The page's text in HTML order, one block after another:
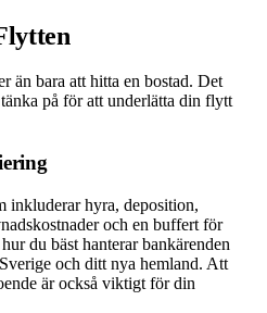
än bara att hitta en bostad. Det
på för att underlätta din flytt
inkluderar hyra, deposition,
och en buffert för
du bäst hanterar bankärenden
och ditt nya hemland. Att
är också viktigt för din